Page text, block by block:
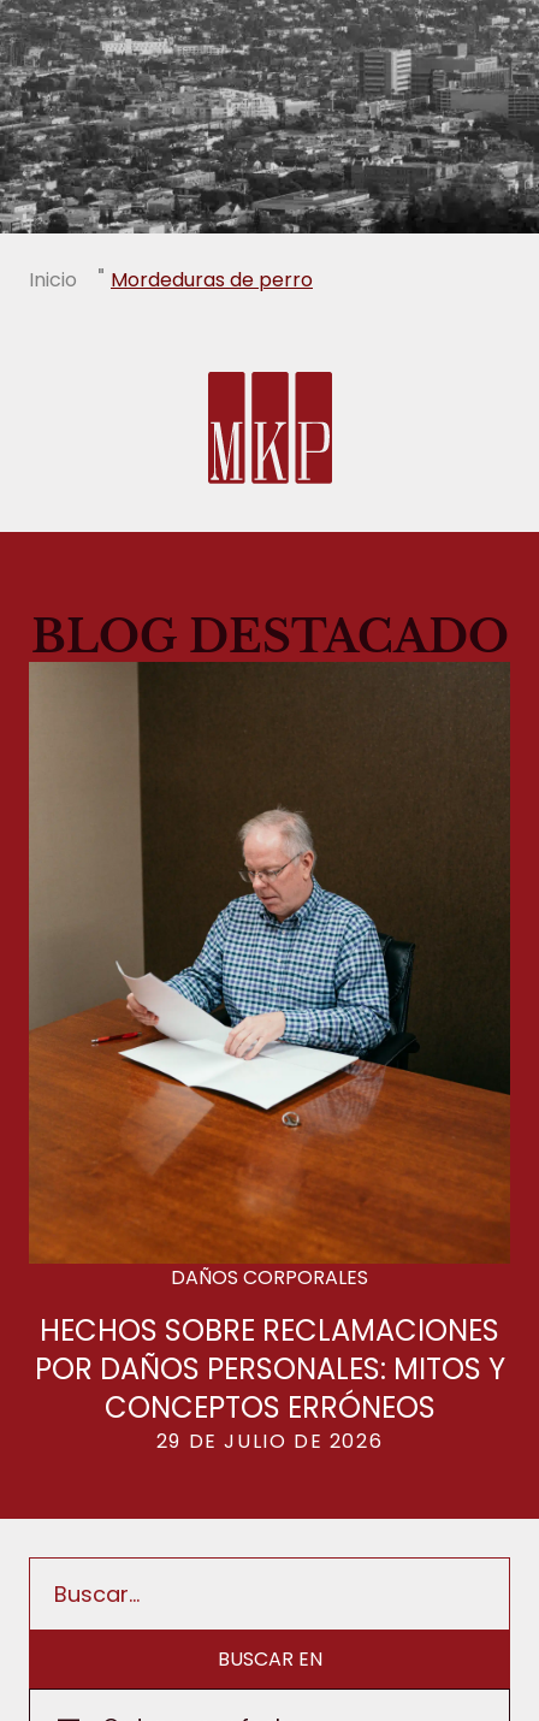
Inicio " Mordeduras de perro
BLOG DESTACADO
DAÑOS CORPORALES
HECHOS SOBRE RECLAMACIONES
POR DAÑOS PERSONALES: MITOS Y
CONCEPTOS ERRÓNEOS
29 DE JULIO DE 2026